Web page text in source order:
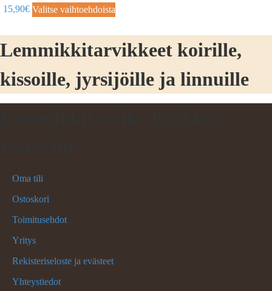
15,90€ Valitse vaihtoehdoista
Lemmikkitarvikkeet koirille,
kissoille, jyrsijöille ja linnuille
Oma tili
Ostoskori
Toimitusehdot
Yritys
Rekisteriseloste ja evästeet
Yhteystiedot